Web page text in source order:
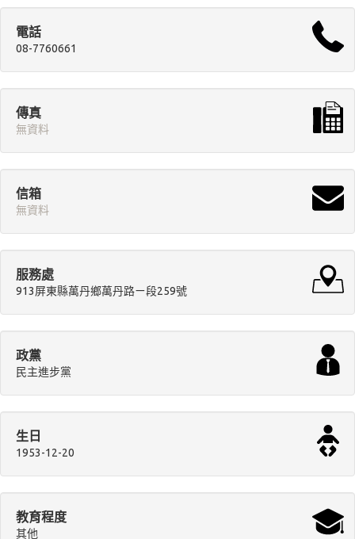
電話
08-7760661
傳真
無資料
信箱
無資料
服務處
913屏東縣萬丹鄉萬丹路ㄧ段259號
政黨
民主進步黨
生日
1953-12-20
教育程度
其他